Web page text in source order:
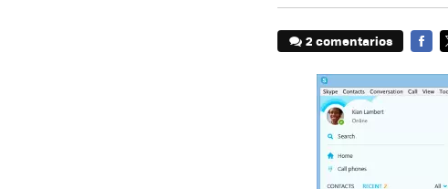
2 comentarios